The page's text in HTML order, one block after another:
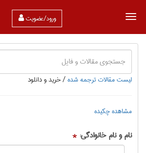
ورود/عضویت
لیست مقالات ترجمه شده/خرید و دانلود
مشاهده چکیده
نام و نام خانوادگی: *